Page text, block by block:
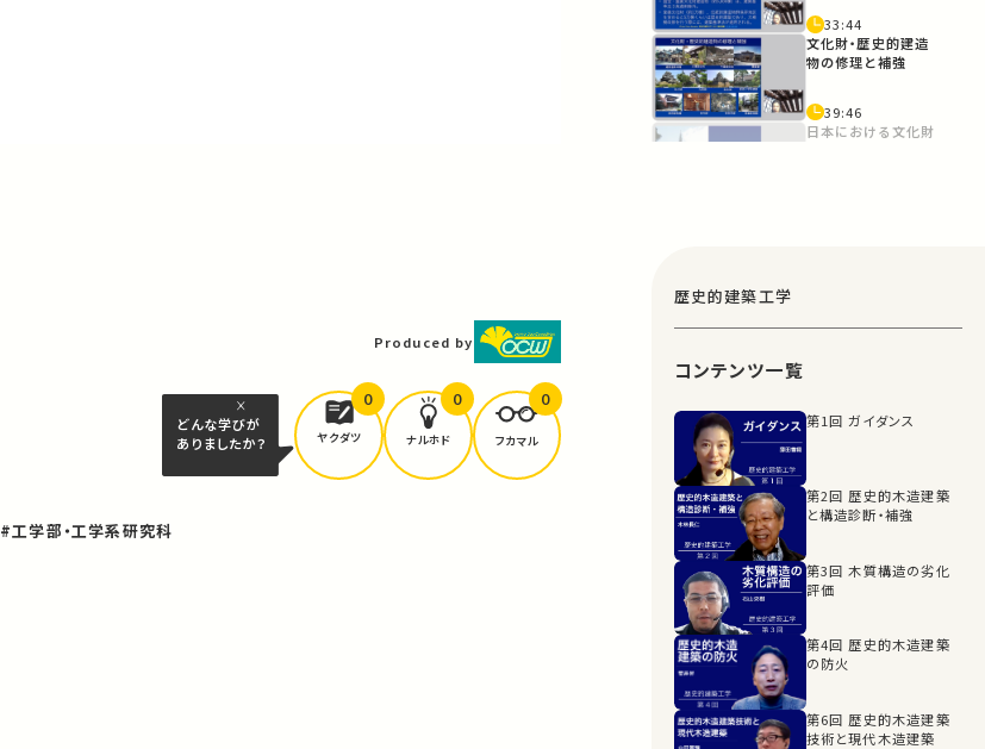
Produced by
どんな学びが
ありましたか？
ヤクダツ
0
ナルホド
0
フカマル
0
#工学部・工学系研究科
33:44
文化財・歴史的建造
物の修理と補強
39:46
日本における文化財
歴史的建築工学
コンテンツ一覧
第1回 ガイダンス
第2回 歴史的木造建築
と構造診断・補強
第3回 木質構造の劣化
評価
第4回 歴史的木造建築
の防火
第6回 歴史的木造建築
技術と現代木造建築